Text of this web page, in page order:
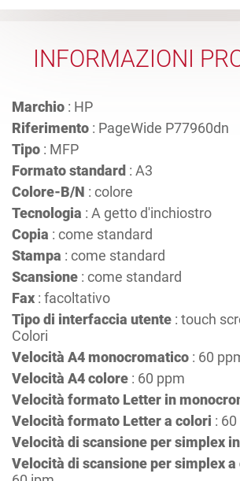
INFORMAZIONI
Marchio : HP
Riferimento : PageWide P77960dn
Tipo : MFP
Formato standard : A3
Colore-B/N : colore
Tecnologia : A getto d'inchiostro
Copia : come standard
Stampa : come standard
Scansione : come standard
Fax : facoltativo
Tipo di interfaccia utente : touch
Colori
Velocità A4 monocromatico : 60
Velocità A4 colore : 60 ppm
Velocità formato Letter in
Velocità formato Letter a colori :
Velocità di scansione per simplex
Velocità di scansione per simplex